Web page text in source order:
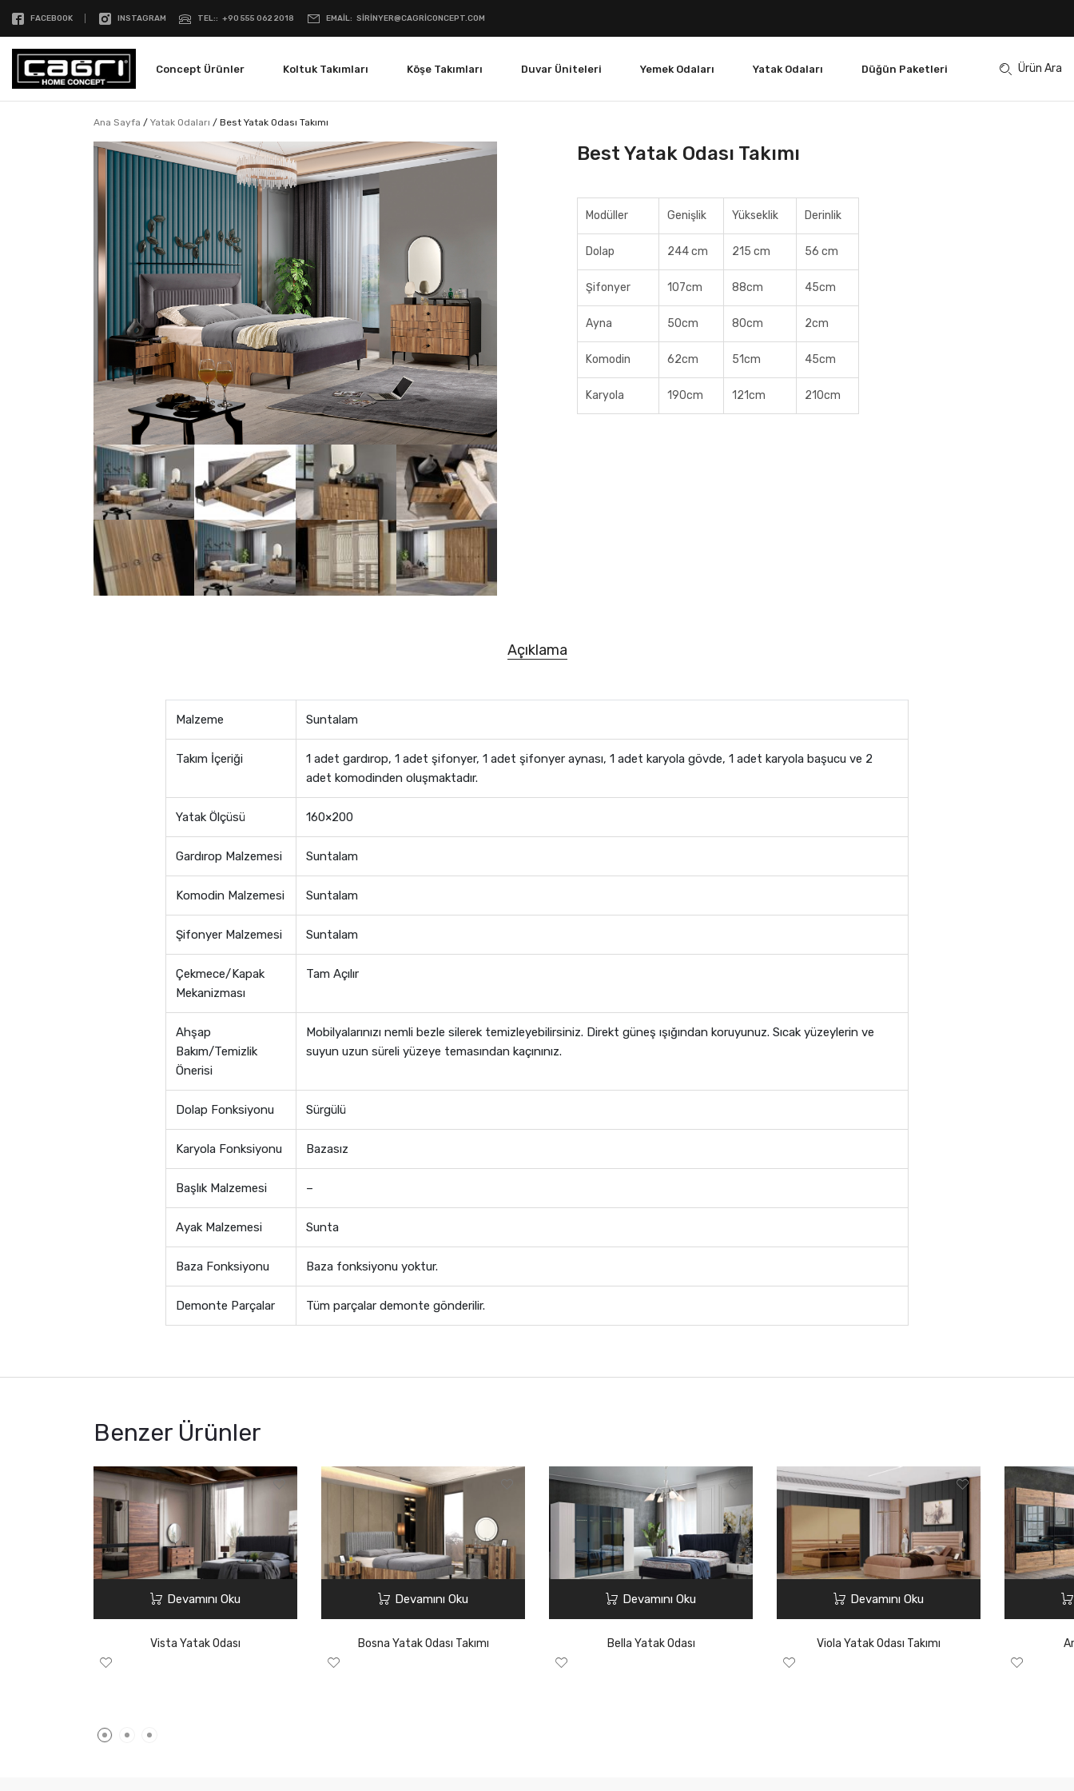
FACEBOOK INSTAGRAM TEL: +90 555 062 2018 EMAIL SIRINYER@CAGRICONCEPT.COM
Concept Ürünler Koltuk Takımları Köşe Takımları Duvar Üniteleri Yemek Odaları Yatak Odaları Düğün Paketleri Ürün Ara
Ana Sayfa / Yatak Odaları / Best Yatak Odası Takımı
Best Yatak Odası Takımı
Modüller Genişlik Yükseklik Derinlik
Dolap 244 cm 215 cm 56 cm
Şifonyer 107cm 88cm 45cm
Ayna 50cm 80cm 2cm
Komodin 62cm 51cm 45cm
Karyola 190cm 121cm 210cm
Açıklama
Malzeme Suntalam
Takım İçeriği
1 adet gardırop, 1 adet şifonyer, 1 adet şifonyer aynası, 1 adet karyola gövde, 1 adet karyola başucu ve 2
adet komodinden oluşmaktadır.
Yatak Ölçüsü 160×200
Gardırop Malzemesi Suntalam
Komodin Malzemesi Suntalam
Şifonyer Malzemesi Suntalam
Çekmece/Kapak
Mekanizması
Tam Açılır
Ahşap
Bakım/Temizlik
Önerisi
Mobilyalarınızı nemli bezle silerek temizleyebilirsiniz. Direkt güneş ışığından koruyunuz. Sıcak yüzeylerin ve
suyun uzun süreli yüzeye temasından kaçınınız.
Dolap Fonksiyonu Sürgülü
Karyola Fonksiyonu Bazasız
Başlık Malzemesi –
Ayak Malzemesi Sunta
Baza Fonksiyonu Baza fonksiyonu yoktur.
Demonte Parçalar Tüm parçalar demonte gönderilir.
Benzer Ürünler
Devamını Oku
Vista Yatak Odası
Devamını Oku
Bosna Yatak Odası Takımı
Devamını Oku
Bella Yatak Odası
Devamını Oku
Viola Yatak Odası Takımı